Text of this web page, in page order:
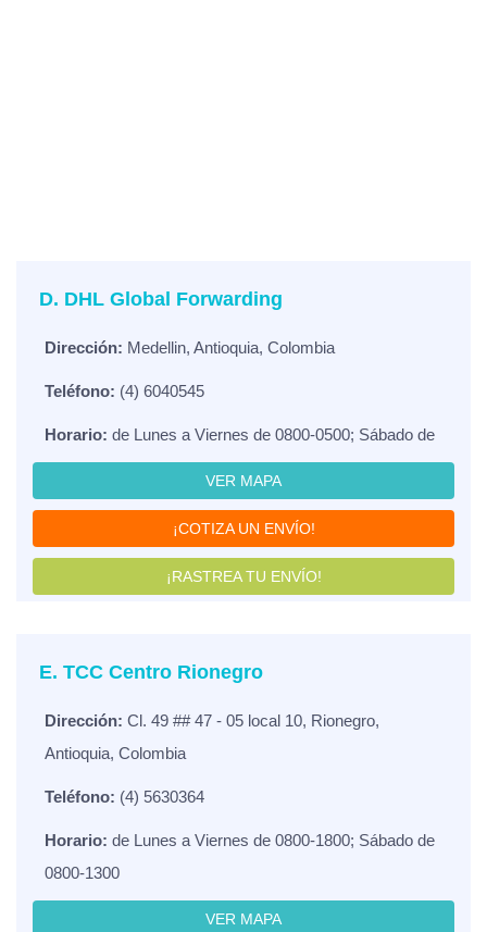
D. DHL Global Forwarding
Dirección: Medellin, Antioquia, Colombia
Teléfono: (4) 6040545
Horario: de Lunes a Viernes de 0800-0500; Sábado de
VER MAPA
¡COTIZA UN ENVÍO!
¡RASTREA TU ENVÍO!
E. TCC Centro Rionegro
Dirección: Cl. 49 ## 47 - 05 local 10, Rionegro,
Antioquia, Colombia
Teléfono: (4) 5630364
Horario: de Lunes a Viernes de 0800-1800; Sábado de
0800-1300
VER MAPA